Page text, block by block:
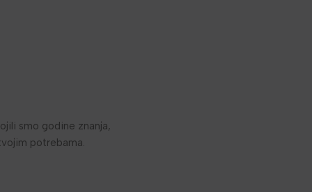
smo godine znanja,
potrebama.